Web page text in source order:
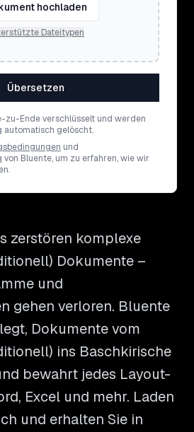
hochladen
Dateitypen
Übersetzen
zu-Ende verschlüsselt und werden
automatisch gelöscht.
und
von Bluente, um zu erfahren, wie wir
zerstören komplexe
Dokumente –
und
gehen verloren. Bluente
Dokumente vom
ins Baschkirische
bewahrt jedes Layout-
Excel und mehr. Laden
und erhalten Sie in